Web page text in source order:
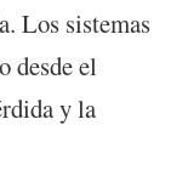
Los sistemas
desde el
y la